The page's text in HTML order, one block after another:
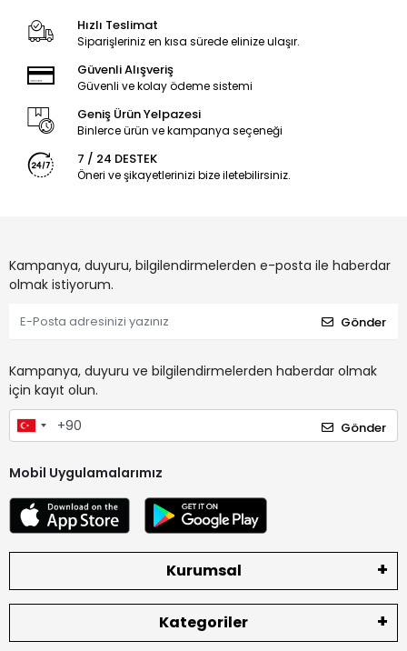
Hızlı Teslimat
Siparişleriniz en kısa sürede elinize ulaşır.
Güvenli Alışveriş
Güvenli ve kolay ödeme sistemi
Geniş Ürün Yelpazesi
Binlerce ürün ve kampanya seçeneği
7 / 24 DESTEK
Öneri ve şikayetlerinizi bize iletebilirsiniz.
Kampanya, duyuru, bilgilendirmelerden e-posta ile haberdar
olmak istiyorum.
Gönder
Kampanya, duyuru ve bilgilendirmelerden haberdar olmak
için kayıt olun.
Gönder
Mobil Uygulamalarımız
Kurumsal
Kategoriler